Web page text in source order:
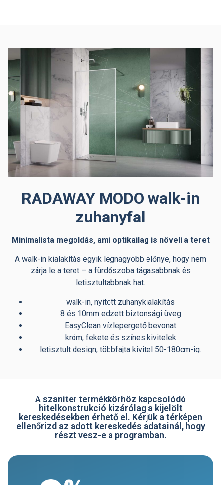
RADAWAY MODO walk-in
zuhanyfal
Minimalista megoldás, ami optikailag is növeli a teret
A walk-in kialakítás egyik legnagyobb előnye, hogy nem
zárja le a teret – a fürdőszoba tágasabbnak és
letisztultabbnak hat.
walk-in, nyitott zuhanykialakítás
8 és 10mm edzett biztonsági üveg
EasyClean vízlepergető bevonat
króm, fekete és színes kivitelek
letisztult design, többfajta kivitel 50-180cm-ig.
A szaniter termékkörhöz kapcsolódó
hitelkonstrukció kizárólag a kijelölt
kereskedésekben érhető el. Kérjük a térképen
ellenőrizd az adott kereskedés adatainál, hogy
részt vesz-e a programban.